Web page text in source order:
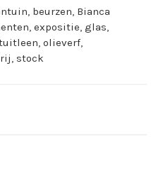
beurzen Bianca
expositie glas
olieverf
stock